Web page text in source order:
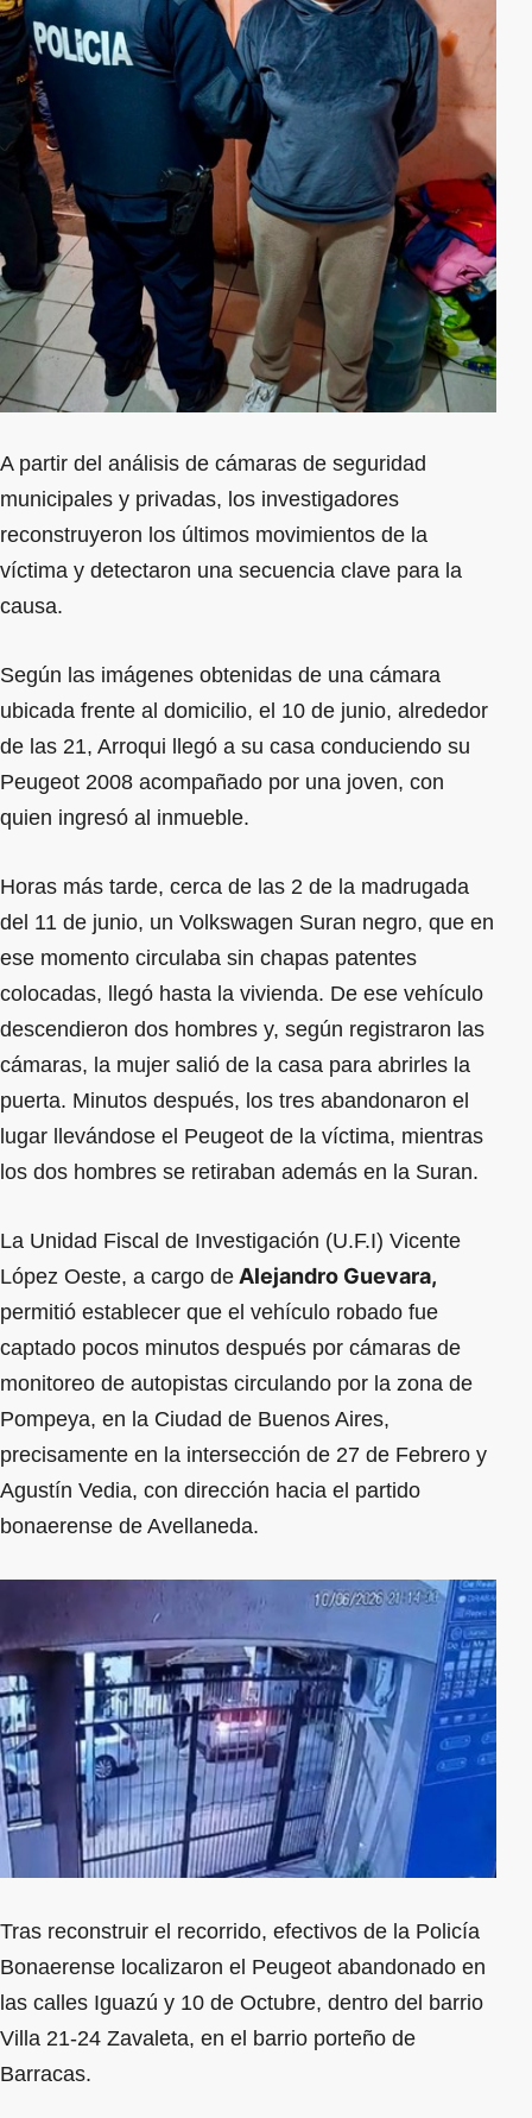
A partir del análisis de cámaras de seguridad
municipales y privadas, los investigadores
reconstruyeron los últimos movimientos de la
víctima y detectaron una secuencia clave para la
causa.
Según las imágenes obtenidas de una cámara
ubicada frente al domicilio, el 10 de junio, alrededor
de las 21, Arroqui llegó a su casa conduciendo su
Peugeot 2008 acompañado por una joven, con
quien ingresó al inmueble.
Horas más tarde, cerca de las 2 de la madrugada
del 11 de junio, un Volkswagen Suran negro, que en
ese momento circulaba sin chapas patentes
colocadas, llegó hasta la vivienda. De ese vehículo
descendieron dos hombres y, según registraron las
cámaras, la mujer salió de la casa para abrirles la
puerta. Minutos después, los tres abandonaron el
lugar llevándose el Peugeot de la víctima, mientras
los dos hombres se retiraban además en la Suran.
La Unidad Fiscal de Investigación (U.F.I) Vicente
López Oeste, a cargo de Alejandro Guevara,
permitió establecer que el vehículo robado fue
captado pocos minutos después por cámaras de
monitoreo de autopistas circulando por la zona de
Pompeya, en la Ciudad de Buenos Aires,
precisamente en la intersección de 27 de Febrero y
Agustín Vedia, con dirección hacia el partido
bonaerense de Avellaneda.
Tras reconstruir el recorrido, efectivos de la Policía
Bonaerense localizaron el Peugeot abandonado en
las calles Iguazú y 10 de Octubre, dentro del barrio
Villa 21-24 Zavaleta, en el barrio porteño de
Barracas.